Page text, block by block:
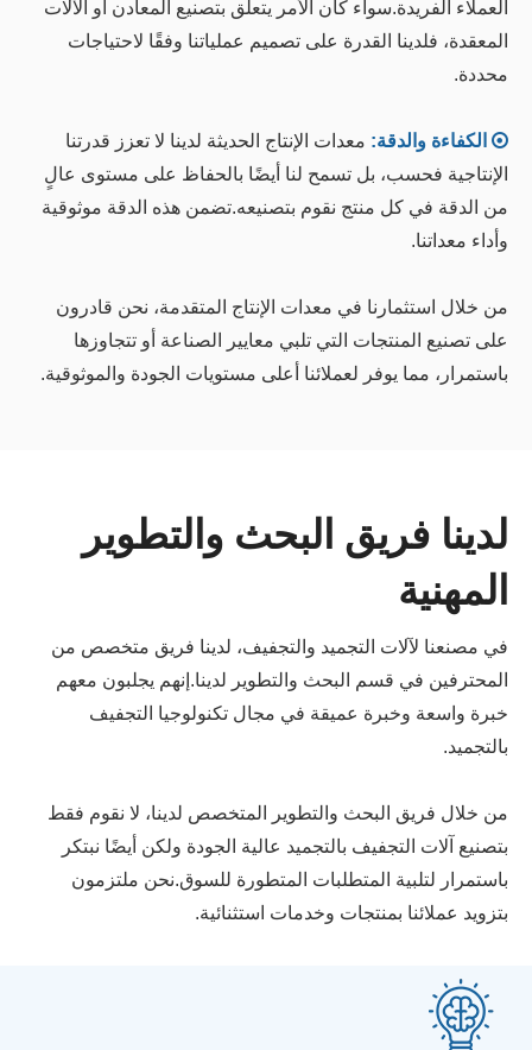
العملاء الفريدة.سواء كان الأمر يتعلق بتصنيع المعادن أو الآلات
المعقدة، فلدينا القدرة على تصميم عملياتنا وفقًا لاحتياجات
محددة.
 الكفاءة والدقة: معدات الإنتاج الحديثة لدينا لا تعزز قدرتنا
الإنتاجية فحسب، بل تسمح لنا أيضًا بالحفاظ على مستوى عالٍ
من الدقة في كل منتج نقوم بتصنيعه.تضمن هذه الدقة موثوقية
وأداء معداتنا.
من خلال استثمارنا في معدات الإنتاج المتقدمة، نحن قادرون
على تصنيع المنتجات التي تلبي معايير الصناعة أو تتجاوزها
باستمرار، مما يوفر لعملائنا أعلى مستويات الجودة والموثوقية.
لدينا فريق البحث والتطوير
المهنية
في مصنعنا لآلات التجميد والتجفيف، لدينا فريق متخصص من
المحترفين في قسم البحث والتطوير لدينا.إنهم يجلبون معهم
خبرة واسعة وخبرة عميقة في مجال تكنولوجيا التجفيف
بالتجميد.
من خلال فريق البحث والتطوير المتخصص لدينا، لا نقوم فقط
بتصنيع آلات التجفيف بالتجميد عالية الجودة ولكن أيضًا نبتكر
باستمرار لتلبية المتطلبات المتطورة للسوق.نحن ملتزمون
بتزويد عملائنا بمنتجات وخدمات استثنائية.